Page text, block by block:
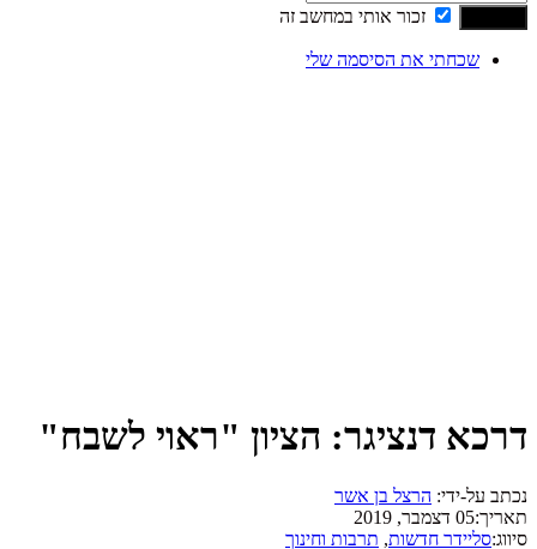
זכור אותי במחשב זה
שכחתי את הסיסמה שלי
דרכא דנציגר: הציון "ראוי לשבח"
נכתב על-ידי: הרצל בן אשר
תאריך:05 דצמבר, 2019
סיווג:סליידר חדשות, תרבות וחינוך